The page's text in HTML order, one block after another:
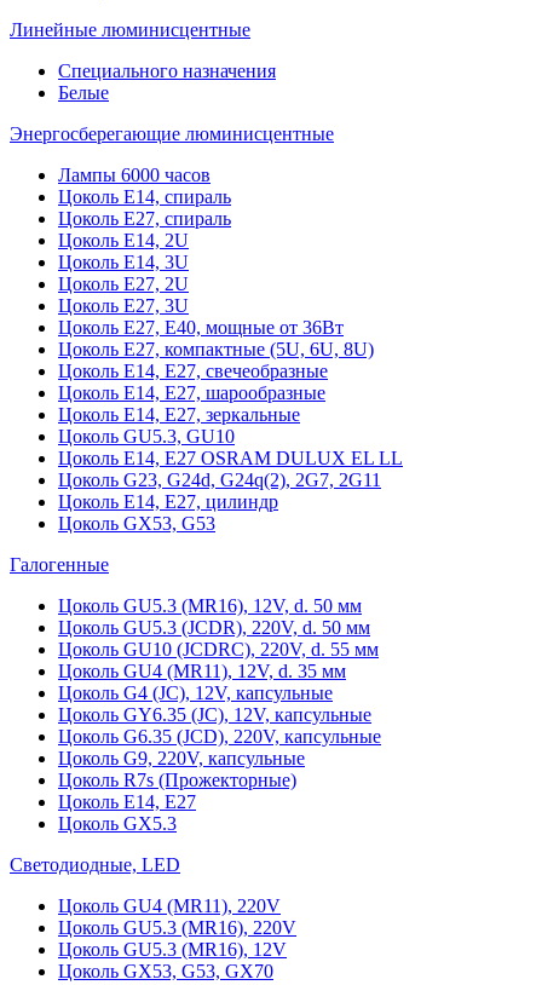
Линейные люминисцентные
Специального назначения
Белые
Энергосберегающие люминисцентные
Лампы 6000 часов
Цоколь Е14, спираль
Цоколь Е27, спираль
Цоколь Е14, 2U
Цоколь Е14, 3U
Цоколь Е27, 2U
Цоколь Е27, 3U
Цоколь Е27, Е40, мощные от 36Вт
Цоколь Е27, компактные (5U, 6U, 8U)
Цоколь Е14, Е27, свечеобразные
Цоколь Е14, Е27, шарообразные
Цоколь Е14, Е27, зеркальные
Цоколь GU5.3, GU10
Цоколь Е14, Е27 OSRAM DULUX EL LL
Цоколь G23, G24d, G24q(2), 2G7, 2G11
Цоколь Е14, Е27, цилиндр
Цоколь GX53, G53
Галогенные
Цоколь GU5.3 (MR16), 12V, d. 50 мм
Цоколь GU5.3 (JCDR), 220V, d. 50 мм
Цоколь GU10 (JCDRC), 220V, d. 55 мм
Цоколь GU4 (MR11), 12V, d. 35 мм
Цоколь G4 (JC), 12V, капсульные
Цоколь GY6.35 (JC), 12V, капсульные
Цоколь G6.35 (JCD), 220V, капсульные
Цоколь G9, 220V, капсульные
Цоколь R7s (Прожекторные)
Цоколь E14, E27
Цоколь GX5.3
Светодиодные, LED
Цоколь GU4 (MR11), 220V
Цоколь GU5.3 (MR16), 220V
Цоколь GU5.3 (MR16), 12V
Цоколь GX53, G53, GX70